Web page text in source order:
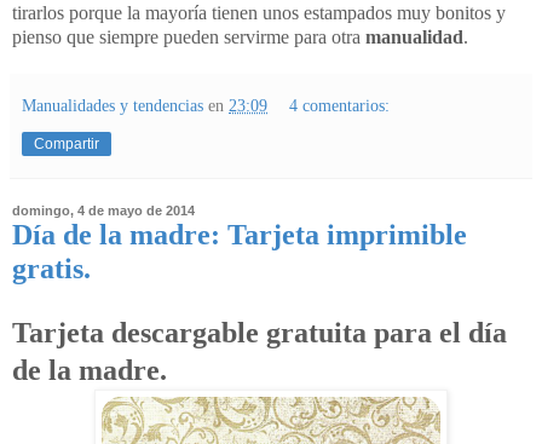
tirarlos porque la mayoría tienen unos estampados muy bonitos y
pienso que siempre pueden servirme para otra manualidad.
Manualidades y tendencias en 23:09 4 comentarios:
Compartir
domingo, 4 de mayo de 2014
Día de la madre: Tarjeta imprimible
gratis.
Tarjeta descargable gratuita para el día
de la madre.